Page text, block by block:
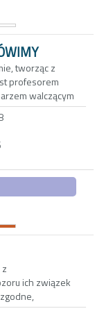
humorem i
film o
Portret
wszystkim,
priorytetów i
mniej
tworząc z
profesorem
walczącym
to
której
trwającego
się coraz
oraz ich
poważny
się na
może dogadać
ich związek